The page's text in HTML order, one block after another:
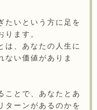
たいという方に足を
ます。
は、あなたの人生に
ない価値がありま
ことで、あなたとあ
ターンがあるのかを